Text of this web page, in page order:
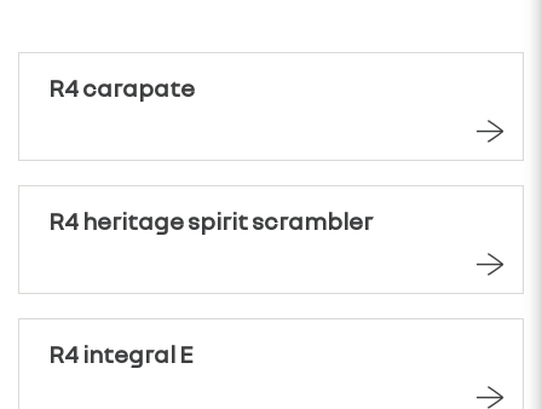
R4 carapate
R4 heritage spirit scrambler
R4 integral E